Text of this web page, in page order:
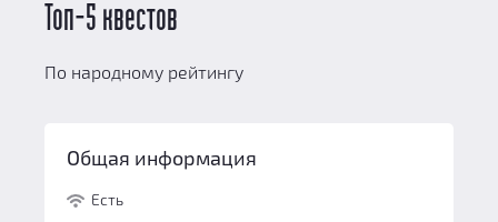
Топ-5 квестов
По народному рейтингу
Общая информация
Есть